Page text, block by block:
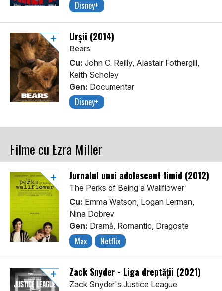
Disney+
Urșii (2014)
Bears
Cu: John C. Reilly, Alastair Fothergill,
Keith Scholey
Gen: Documentar
Disney+
Filme cu Ezra Miller
Jurnalul unui adolescent timid (2012)
The Perks of Being a Wallflower
Cu: Emma Watson, Logan Lerman,
Nina Dobrev
Gen: Dramă, Romantic, Dragoste
Max Netflix
Zack Snyder - Liga dreptății (2021)
Zack Snyder's Justice League